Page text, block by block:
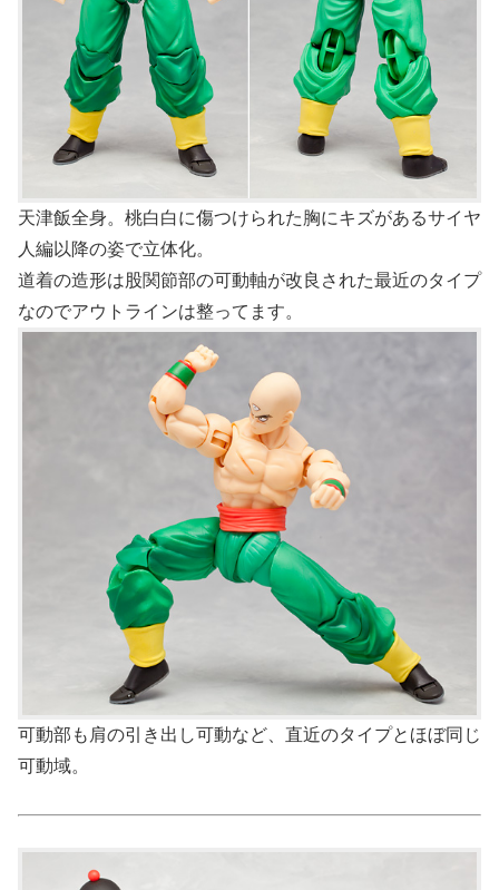
天津飯全身。桃白白に傷つけられた胸にキズがあるサイヤ
人編以降の姿で立体化。
道着の造形は股関節部の可動軸が改良された最近のタイプ
なのでアウトラインは整ってます。
可動部も肩の引き出し可動など、直近のタイプとほぼ同じ
可動域。